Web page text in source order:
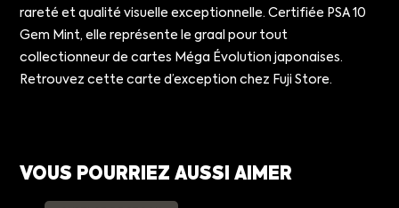
rareté et qualité visuelle exceptionnelle. Certifiée PSA 10
Gem Mint, elle représente le graal pour tout
collectionneur de cartes Méga Évolution japonaises.
Retrouvez cette carte d’exception chez Fuji Store.
VOUS POURRIEZ AUSSI AIMER